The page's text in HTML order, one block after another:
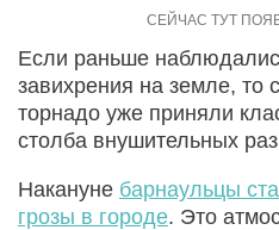
Если раньше
завихрения на земле, то
торнадо уже приняли
столба внушительных
Накануне барнаульцы
грозы в городе. Это